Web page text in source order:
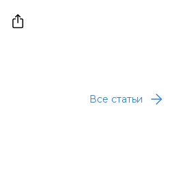
Все статьи